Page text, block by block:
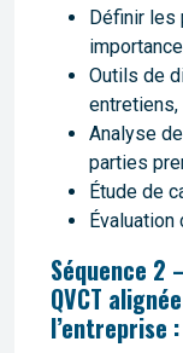
Définir les
Outils de
entretiens,
Analyse
parties
Étude de
Évaluation
Séquence 2
QVCT
l’entreprise :